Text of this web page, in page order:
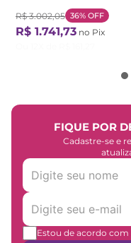
Natural/Branco
R$ 3.002,05 36% OFF
R$ 1.741,73 no Pix
FIQUE POR
Cadastre-se e
Estou de acordo